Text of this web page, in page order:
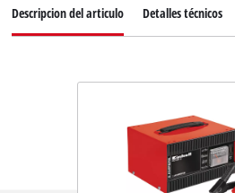
Descripcion del articulo Detalles técnicos